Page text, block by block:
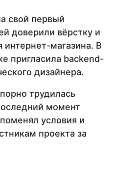
свой первый
доверили вёрстку и
магазина. В
пригласила backend-
дизайнера.
трудилась
момент
условия и
проекта за